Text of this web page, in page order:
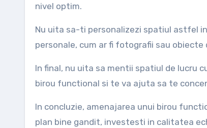
nivel optim.
Nu uita sa-ti personalizezi spatiul astfel
personale, cum ar fi fotografii sau
In final, nu uita sa mentii spatiul de lucru
birou functional si te va ajuta sa te
In concluzie, amenajarea unui birou
plan bine gandit, investesti in calitatea